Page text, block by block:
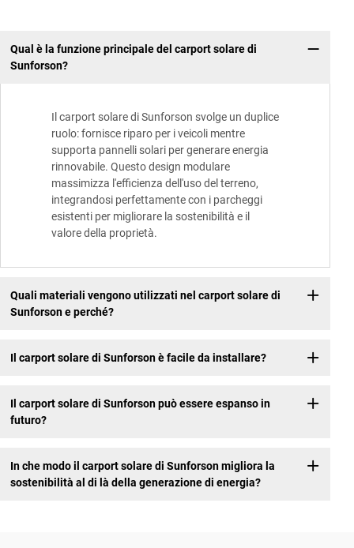
Qual è la funzione principale del carport solare di
Sunforson?
Il carport solare di Sunforson svolge un duplice
ruolo: fornisce riparo per i veicoli mentre
supporta pannelli solari per generare energia
rinnovabile. Questo design modulare
massimizza l'efficienza dell'uso del terreno,
integrandosi perfettamente con i parcheggi
esistenti per migliorare la sostenibilità e il
valore della proprietà.
Quali materiali vengono utilizzati nel carport solare di
Sunforson e perché?
Il carport solare di Sunforson è facile da installare?
Il carport solare di Sunforson può essere espanso in
futuro?
In che modo il carport solare di Sunforson migliora la
sostenibilità al di là della generazione di energia?